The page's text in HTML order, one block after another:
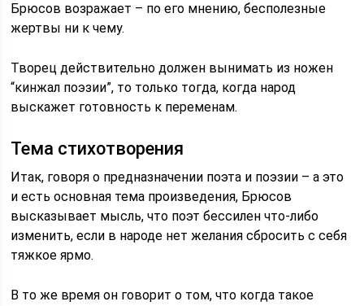
Брюсов возражает – по его мнению, бесполезные
жертвы ни к чему.
Творец действительно должен вынимать из ножен
“кинжал поэзии”, то только тогда, когда народ
выскажет готовность к переменам.
Тема стихотворения
Итак, говоря о предназначении поэта и поэзии – а это
и есть основная тема произведения, Брюсов
высказывает мысль, что поэт бессилен что-либо
изменить, если в народе нет желания сбросить с себя
тяжкое ярмо.
В то же время он говорит о том, что когда такое